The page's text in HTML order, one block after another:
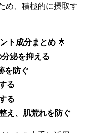
め、積極的に摂取す
ト成分まとめ 🌟
泌を抑える
を防ぐ
る
る
え、肌荒れを防ぐ